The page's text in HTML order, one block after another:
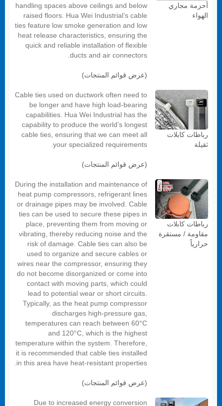
أحزمة مجاري
الهواء
handling spaces above ceilings and below
raised floors. Hua Wei Industrial’s cable
ties feature low smoke generation and low
heat release characteristics, ensuring the
quick and reliable installation of flexible
ducts and air connectors.
(عرض قوائم المنتجات)
رباطات كابلات
ثقيلة
Cable ties used on ductwork often need to
be longer and have high load-bearing
capabilities. Hua Wei Industrial has the
capability to produce the world’s longest
cable ties, ensuring that we can meet all
your specialized requirements.
(عرض قوائم المنتجات)
رباطات كابلات
مقاومة / مستقرة
حرارياً
During the installation and maintenance of
heat pump compressors, refrigerant lines
or drainage pipes may be involved. Cable
ties can be used to secure these pipes in
place, preventing them from moving or
vibrating, thereby reducing noise and the
risk of damage. Cable ties can also be
used to organize and secure cables or
wires near the compressor, ensuring they
do not become disorganized or come into
contact with moving parts, which could
lead to potential wear or short circuits.
Typically, as the heat pump compressor
discharges high-pressure gas,
temperatures can reach between 60°C
and 120°C, which is the highest
temperature within the system. Therefore,
it is recommended that cable ties installed
in this area have heat-resistant properties.
(عرض قوائم المنتجات)
Due to increased energy conversion